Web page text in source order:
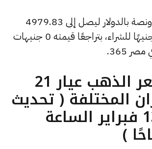
وانخفض سعر الأونصة بالدولار ليصل إلى 4979.83
جنيهًا للبيع و0 جنيهًا للشراء، بتراجعًا قيمته 0 جنيهات
365.
ما هو سعر الذهب عيار 21
المختلفة ( تحديث
الجمعة 13 فبراير الساعة